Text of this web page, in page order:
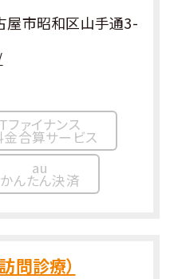
市昭和区山手通3-
ファイナンス
合算サービス
au
かんたん決済
問診療）